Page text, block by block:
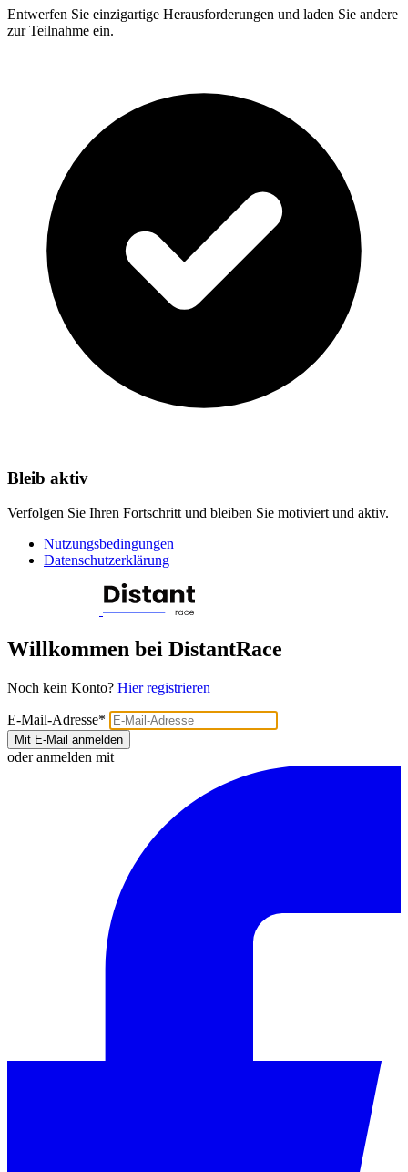
Entwerfen Sie einzigartige Herausforderungen und laden Sie andere
zur Teilnahme ein.
Bleib aktiv
Verfolgen Sie Ihren Fortschritt und bleiben Sie motiviert und aktiv.
Nutzungsbedingungen
Datenschutzerklärung
Willkommen bei DistantRace
Noch kein Konto? Hier registrieren
E-Mail-Adresse*
Mit E-Mail anmelden
oder anmelden mit